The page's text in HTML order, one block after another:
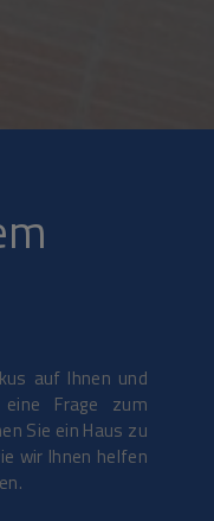
auf Ihnen und
Frage zum
Sie ein Haus zu
wir Ihnen helfen